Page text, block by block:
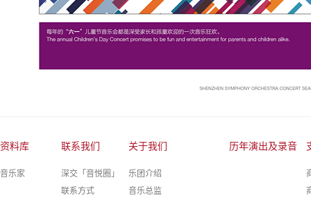
资料库
音乐家
联系我们
深交「音悦圈」
联系方式
关于我们
乐团介绍
音乐总监
历年演出及录音